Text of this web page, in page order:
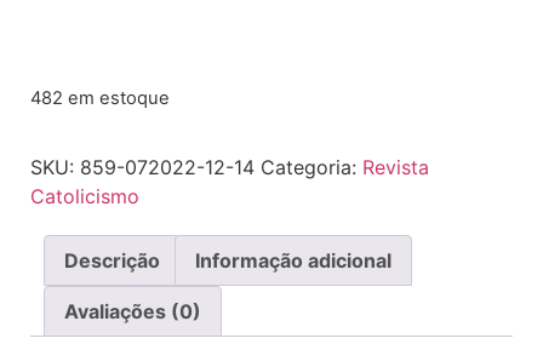
482 em estoque
SKU: 859-072022-12-14 Categoria: Revista
Catolicismo
Descrição Informação adicional
Avaliações (0)